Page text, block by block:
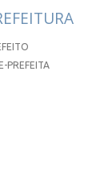
PREFEITA